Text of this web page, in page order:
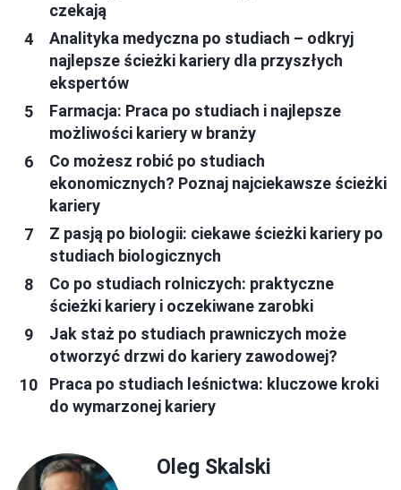
czekają
Analityka medyczna po studiach – odkryj
najlepsze ścieżki kariery dla przyszłych
ekspertów
Farmacja: Praca po studiach i najlepsze
możliwości kariery w branży
Co możesz robić po studiach
ekonomicznych? Poznaj najciekawsze ścieżki
kariery
Z pasją po biologii: ciekawe ścieżki kariery po
studiach biologicznych
Co po studiach rolniczych: praktyczne
ścieżki kariery i oczekiwane zarobki
Jak staż po studiach prawniczych może
otworzyć drzwi do kariery zawodowej?
Praca po studiach leśnictwa: kluczowe kroki
do wymarzonej kariery
Oleg Skalski